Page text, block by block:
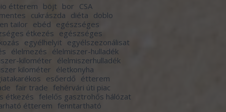
étterem böjt bor CSA
cukrászda diéta doblo
tailor
ebéd egészséges
étkezés egészséges
egyélhelyit egyélszezonálisat
élelmezés élelmiszer-hulladék
kilométer
élelmiszerhulladék
kilométer
életkonyha
esőerdő étterem
fair trade fehérvári úti piac
étkezés
felelős gasztrohős hálózat
étterem
fenntartható